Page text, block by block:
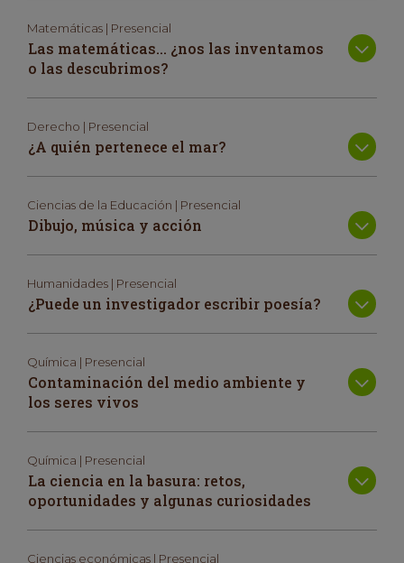
Matemáticas | Presencial
Las matemáticas… ¿nos las inventamos
o las descubrimos?
Derecho | Presencial
¿A quién pertenece el mar?
Ciencias de la Educación | Presencial
Dibujo, música y acción
Humanidades | Presencial
¿Puede un investigador escribir poesía?
Química | Presencial
Contaminación del medio ambiente y
los seres vivos
Química | Presencial
La ciencia en la basura: retos,
oportunidades y algunas curiosidades
Ciencias económicas | Presencial